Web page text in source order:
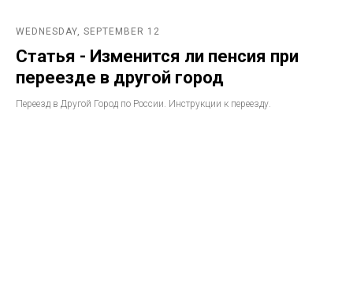
WEDNESDAY, SEPTEMBER 12
Статья - Изменится ли пенсия при
переезде в другой город
Переезд в Другой Город по России. Инструкции к переезду.